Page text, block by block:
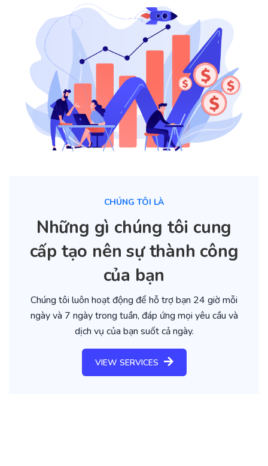
CHÚNG TÔI LÀ
Những gì chúng tôi cung
cấp tạo nên sự thành công
của bạn
Chúng tôi luôn hoạt động để hỗ trợ bạn 24 giờ mỗi
ngày và 7 ngày trong tuần, đáp ứng mọi yêu cầu và
dịch vụ của bạn suốt cả ngày.
VIEW SERVICES